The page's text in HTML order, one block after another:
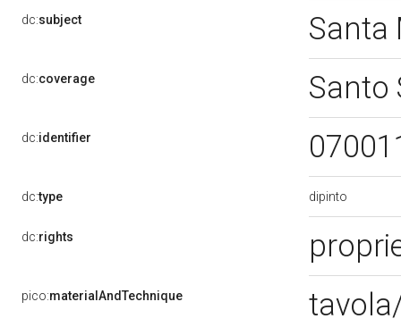
dc:subject Santa
dc:coverage Santo
dc:identifier
dc:type dipinto
dc:rights
pico:materialAndTechnique